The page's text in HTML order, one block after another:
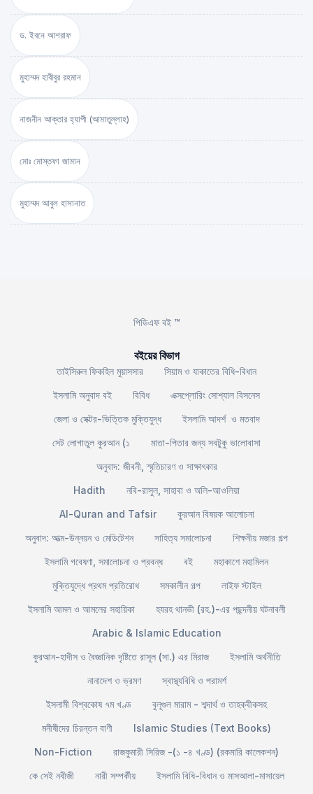
ড. ইবনে আশরাফ
মুহাম্মদ হাবীবুর রহমান
নাজনীন আক্তার হ্যাপী (আমাতুল্লাহ)
মোঃ মোস্তফা জামান
মুহাম্মদ আবুল হাসানাত
পিডিএফ বই ™
বইয়ের বিভাগ
তাইসিরুল ফিকহিল মুয়াসসার
সিয়াম ও যাকাতের বিধি-বিধান
ইসলামি অনুবাদ বই
বিবিধ
এক্সপ্লোরিং সোশ্যাল বিসনেস
জেলা ও সেক্টর-ভিত্তিক মুক্তিযুদ্ধ
ইসলামি আদর্শ ও মতবাদ
সেট লোগাতুল কুরআন (১
মাতা-পিতার জন্য সবটুকু ভালোবাসা
অনুবাদ: জীবনী, স্মৃতিচারণ ও সাক্ষাৎকার
Hadith
নবি-রাসুল, সাহাবা ও অলি-আওলিয়া
Al-Quran and Tafsir
কুরআন বিষয়ক আলোচনা
অনুবাদ: আত্ম-উন্নয়ন ও মেডিটেশন
সাহিত্য সমালোচনা
শিক্ষনীয় মজার গল্প
ইসলামি গবেষণা, সমালোচনা ও প্রবন্ধ
বই
মহাকাশে মহামিলন
মুক্তিযুদ্ধে প্রথম প্রতিরোধ
সমকালীন গল্প
লাইফ স্টাইল
ইসলামি আমল ও আমলের সহায়িকা
হযরহ থানভী (রহ.)-এর পছন্দনীয় ঘটনাবলী
Arabic & Islamic Education
কুরআন-হাদীস ও বৈজ্ঞানিক দৃষ্টিতে রাসূল (সা.) এর মিরাজ
ইসলামি অর্থনীতি
নানাদেশ ও ভ্রমণ
স্বাস্থ্যবিধি ও পরামর্শ
ইসলামী বিশ্বকোষ ৭ম খণ্ড
বুলূগুল মারাম - শব্দার্থ ও তাহক্বীকসহ
মনীষীদের চিরন্তন বাণী
Islamic Studies (Text Books)
Non-Fiction
রাজকুমারী সিরিজ -(১ -৪ খণ্ড) (রকমারি কালেকশন)
কে সেই নবীজী
নারী সম্পর্কীয়
ইসলামি বিধি-বিধান ও মাসআলা-মাসায়েল